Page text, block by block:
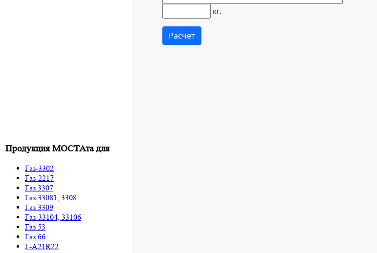
Продукция МОСТАта для
Газ-3302
Газ-2217
Газ 3307
Газ 33081; 3308
Газ 3309
Газ-33104, 33106
Газ 53
Газ 66
Г-A21R22